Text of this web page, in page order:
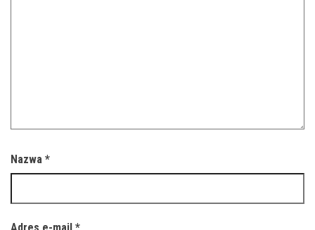
Nazwa *